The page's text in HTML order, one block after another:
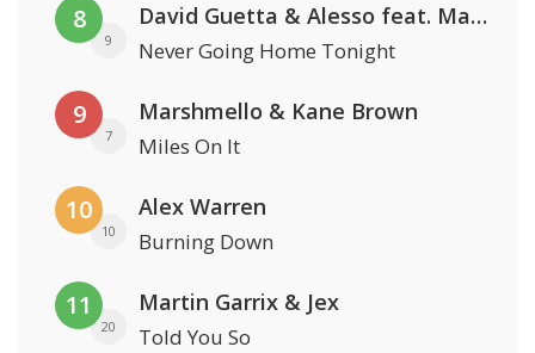
8
9
David Guetta & Alesso feat. Madison Love
Never Going Home Tonight
9
7
Marshmello & Kane Brown
Miles On It
10
10
Alex Warren
Burning Down
11
20
Martin Garrix & Jex
Told You So